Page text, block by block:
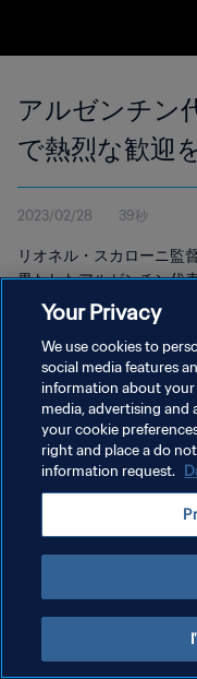
アルゼンチン
で熱烈な歓迎
2023/02/28 39秒
リオネル・スカローニ監
果たしたアルゼンチン代
様子をご覧ください。
プライバシーポリシー
サービス利用規約
Your Privacy
We use cookies to
social media features
information about
media, advertising and
your cookie
right and place a do
information request.